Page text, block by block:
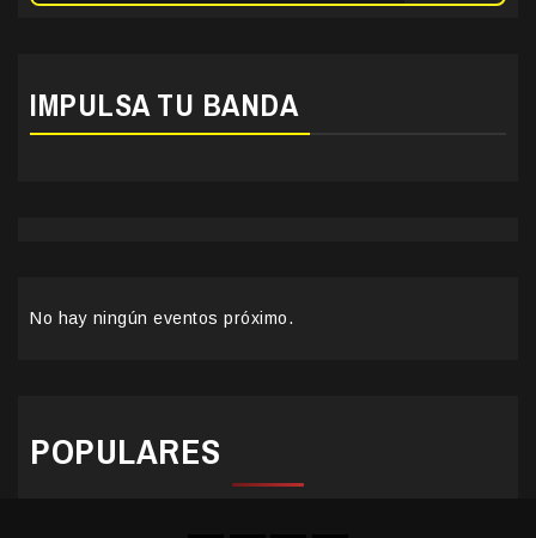
IMPULSA TU BANDA
No hay ningún eventos próximo.
POPULARES